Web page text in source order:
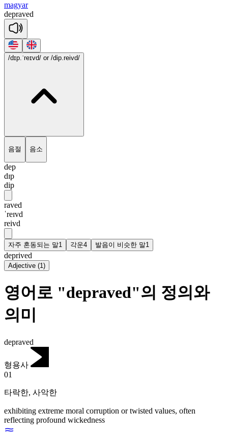
magyar
depraved
/dɪp.ˈreɪvd/ or /dip.reivd/
음절 음소
dep
dɪp
dip
raved
ˈreɪvd
reivd
자주 혼동되는 말1 각운4 발음이 비슷한 말1
deprived
Adjective (1)
영어로 "depraved"의 정의와
의미
depraved
형용사
01
타락한, 사악한
exhibiting extreme moral corruption or twisted values, often
reflecting profound wickedness